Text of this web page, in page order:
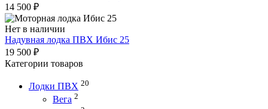
14 500 ₽
Нет в наличии
Надувная лодка ПВХ Ибис 25
19 500 ₽
Категории товаров
Лодки ПВХ 20
Вега 2